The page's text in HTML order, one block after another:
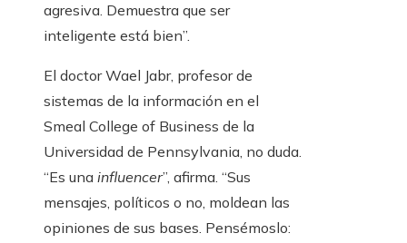
agresiva. Demuestra que ser
inteligente está bien”.
El doctor Wael Jabr, profesor de
sistemas de la información en el
Smeal College of Business de la
Universidad de Pennsylvania, no duda.
“Es una influencer”, afirma. “Sus
mensajes, políticos o no, moldean las
opiniones de sus bases. Pensémoslo: